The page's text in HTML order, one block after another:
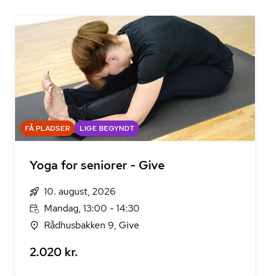
FÅ PLADSER LIGE BEGYNDT
Yoga for seniorer - Give
10. august, 2026
Mandag, 13:00 - 14:30
Rådhusbakken 9, Give
2.020 kr.